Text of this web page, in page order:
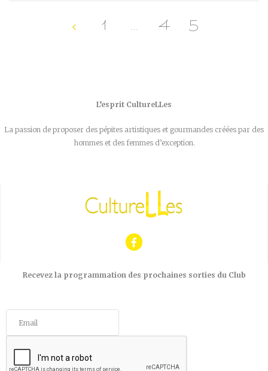
1 … 4 5
L’esprit CultureLLes
La passion de proposer des pépites artistiques et gourmandes créées par des
hommes et des femmes d’exception.
Recevez la programmation des prochaines sorties du Club